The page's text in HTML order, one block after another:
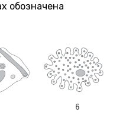
обозначена